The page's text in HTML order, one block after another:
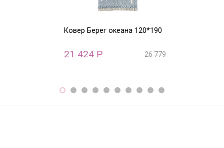
Ковер Берег океана 120*190
21 424 Р 26 779